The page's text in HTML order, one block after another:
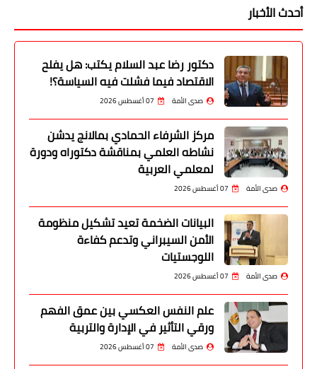
أحدث الأخبار
دكتور رضا عبد السلام يكتب: هل يفلح
الاقتصاد فيما فشلت فيه السياسة؟!
صدى الأمة 07 أغسطس 2026
مركز الشرفاء الحمادي بمالانج يدشن
نشاطه العلمي بمناقشة دكتوراه ودورة
لمعلمي العربية
صدى الأمة 07 أغسطس 2026
البيانات الضخمة تعيد تشكيل منظومة
الأمن السيبراني وتدعم كفاءة
اللوجستيات
صدى الأمة 07 أغسطس 2026
علم النفس العكسي بين عمق الفهم
ورقي التأثير في الإدارة والتربية
صدى الأمة 07 أغسطس 2026